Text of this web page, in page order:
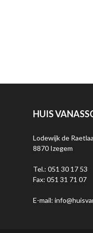
HUIS
Lodewijk de
8870 Izegem
Tel.: 051 30 17 53
Fax: 051 31 71 07
E-mail: